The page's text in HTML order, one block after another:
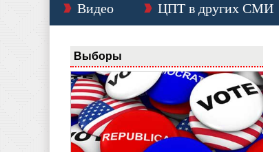
Видео
ЦПТ в других СМИ
Выборы